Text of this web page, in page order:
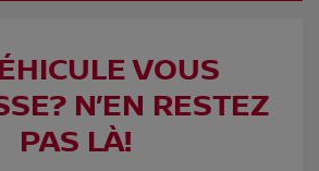
VOUS
N’EN RESTEZ
PAS LÀ!